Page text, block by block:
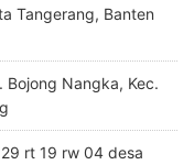
Tangerang, Banten
Bojong Nangka, Kec.
rt 19 rw 04 desa